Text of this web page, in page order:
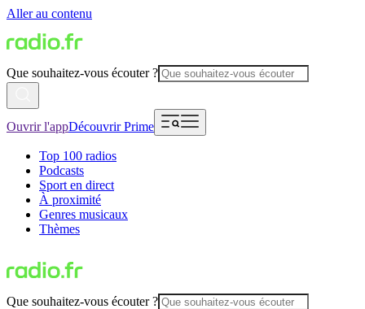
Aller au contenu
Que souhaitez-vous écouter ?
Ouvrir l'appDécouvrir Prime
Top 100 radios
Podcasts
Sport en direct
À proximité
Genres musicaux
Thèmes
Que souhaitez-vous écouter ?